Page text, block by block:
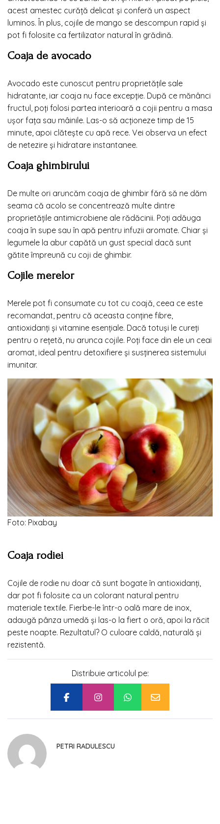
acest amestec curăță delicat și conferă un aspect
luminos. În plus, cojile de mango se descompun rapid și
pot fi folosite ca fertilizator natural în grădină.
Coaja de avocado
Avocado este cunoscut pentru proprietățile sale
hidratante, iar coaja nu face excepție. După ce mănânci
fructul, poți folosi partea interioară a cojii pentru a masa
ușor fața sau mâinile. Las-o să acționeze timp de 15
minute, apoi clătește cu apă rece. Vei observa un efect
de netezire și hidratare instantanee.
Coaja ghimbirului
De multe ori aruncăm coaja de ghimbir fără să ne dăm
seama că acolo se concentrează multe dintre
proprietățile antimicrobiene ale rădăcinii. Poți adăuga
coaja în supe sau în apă pentru infuzii aromate. Chiar și
legumele la abur capătă un gust special dacă sunt
gătite împreună cu coji de ghimbir.
Cojile merelor
Merele pot fi consumate cu tot cu coajă, ceea ce este
recomandat, pentru că aceasta conține fibre,
antioxidanți și vitamine esențiale. Dacă totuși le cureți
pentru o rețetă, nu arunca cojile. Poți face din ele un ceai
aromat, ideal pentru detoxifiere și susținerea sistemului
imunitar.
Foto: Pixabay
Coaja rodiei
Cojile de rodie nu doar că sunt bogate în antioxidanți,
dar pot fi folosite ca un colorant natural pentru
materiale textile. Fierbe-le într-o oală mare de inox,
adaugă pânza umedă și las-o la fiert o oră, apoi la răcit
peste noapte. Rezultatul? O culoare caldă, naturală și
rezistentă.
Distribuie articolul pe:
PETRI RADULESCU